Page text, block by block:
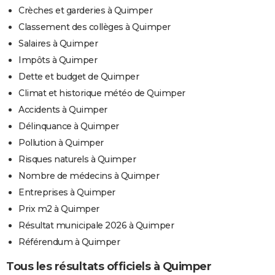
Crèches et garderies à Quimper
Classement des collèges à Quimper
Salaires à Quimper
Impôts à Quimper
Dette et budget de Quimper
Climat et historique météo de Quimper
Accidents à Quimper
Délinquance à Quimper
Pollution à Quimper
Risques naturels à Quimper
Nombre de médecins à Quimper
Entreprises à Quimper
Prix m2 à Quimper
Résultat municipale 2026 à Quimper
Référendum à Quimper
Tous les résultats officiels à Quimper